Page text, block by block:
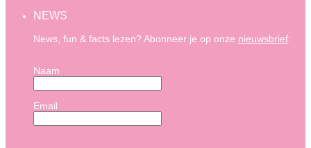
NEWS
News, fun & facts lezen? Abonneer je op onze nieuwsbrief:
Naam
Email